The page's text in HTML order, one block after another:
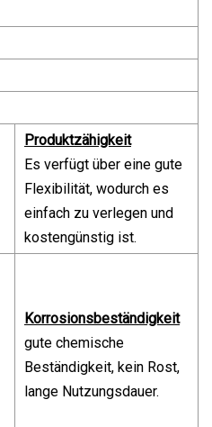
Produktzähigkeit
Es verfügt über eine gute
Flexibilität, wodurch es
einfach zu verlegen und
kostengünstig ist.
Korrosionsbeständigkeit
gute chemische
Beständigkeit, kein Rost,
lange Nutzungsdauer.